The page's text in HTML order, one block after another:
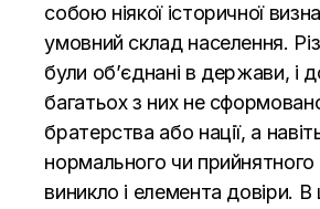
собою ніякої історичної
умовний склад населення.
були об’єднані в держави, і
багатьох з них не
братерства або нації, а
нормального чи прийнятного
виникло і елемента довіри.